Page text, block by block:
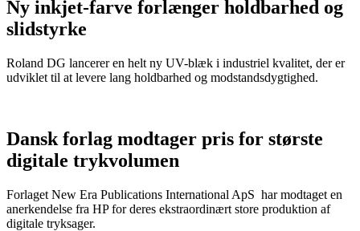
Ny inkjet-farve forlænger holdbarhed og
slidstyrke
Roland DG lancerer en helt ny UV-blæk i industriel kvalitet, der er
udviklet til at levere lang holdbarhed og modstandsdygtighed.
Dansk forlag modtager pris for største
digitale trykvolumen
Forlaget New Era Publications International ApS har modtaget en
anerkendelse fra HP for deres ekstraordinært store produktion af
digitale tryksager.